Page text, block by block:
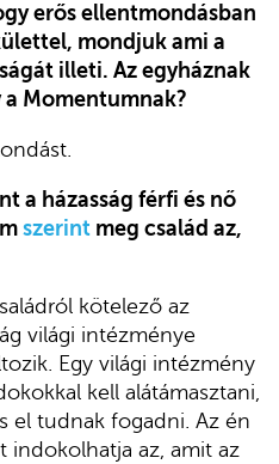
erős ellentmondásban
mondjuk ami a
illeti. Az egyháznak
a Momentumnak?
a házasság férfi és nő
szerint meg család az,
kötelező az
világi intézménye
Egy világi intézmény
kell alátámasztani,
el tudnak fogadni. Az én
indokolhatja az, amit az